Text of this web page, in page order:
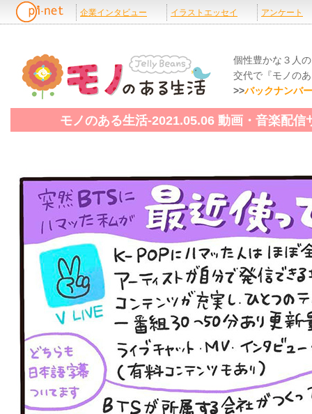
個性豊かな３人
交代で『モノの
>>バックナンバ
モノのある生活-2021.05.06 動画・音楽配